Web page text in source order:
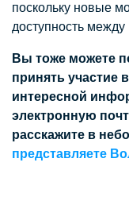
поскольку новые
доступность
Вы тоже можете
принять участие
интересной
электронную
расскажите в
представляете